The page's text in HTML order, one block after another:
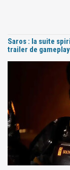
Saros : la suite
trailer de